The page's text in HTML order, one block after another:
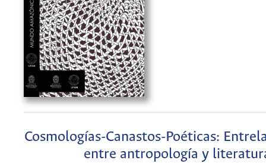
Cosmologías-Canastos-Poéticas:
entre antropología y